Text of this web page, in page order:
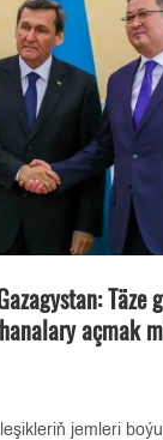
Täze
açmak
jemleri